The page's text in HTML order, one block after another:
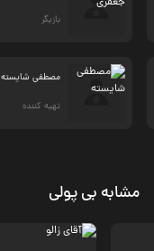
بازیگر
مصطفی شایسته
تهیه کننده
مشابه بی پولی